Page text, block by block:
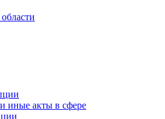
иные акты в сфере